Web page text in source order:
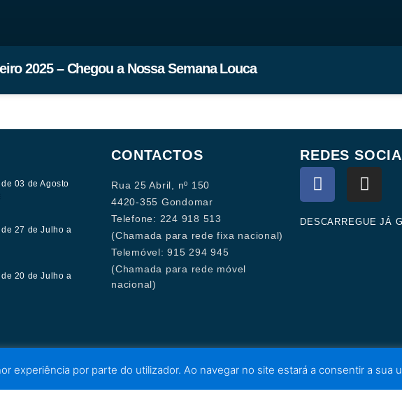
2025 – Chegou a Nossa Semana Louca
03 de Agosto
27 de Julho a
20 de Julho a
CONTACTOS
Rua 25 Abril, nº 150
4420-355 Gondomar
Telefone: 224 918 513
(Chamada para rede fixa nacional)
Telemóvel: 915 294 945
(Chamada para rede móvel
nacional)
REDES
F
a
c
e
I
n
s
t
DESCARREGUE JÁ
experiência por parte do utilizador. Ao navegar no site estará a consentir a sua